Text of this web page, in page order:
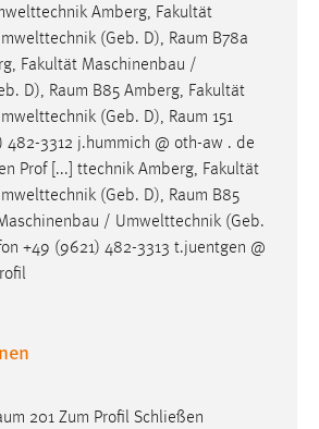
Amberg, Fakultät
(Geb. D), Raum B78a
Fakultät Maschinenbau /
D), Raum B85 Amberg, Fakultät
(Geb. D), Raum 151
482-3312 j.hummich @ oth-aw . de
Prof [...] ttechnik Amberg, Fakultät
(Geb. D), Raum B85
/ Umwelttechnik (Geb.
+49 (9621) 482-3313 t.juentgen @
201 Zum Profil Schließen